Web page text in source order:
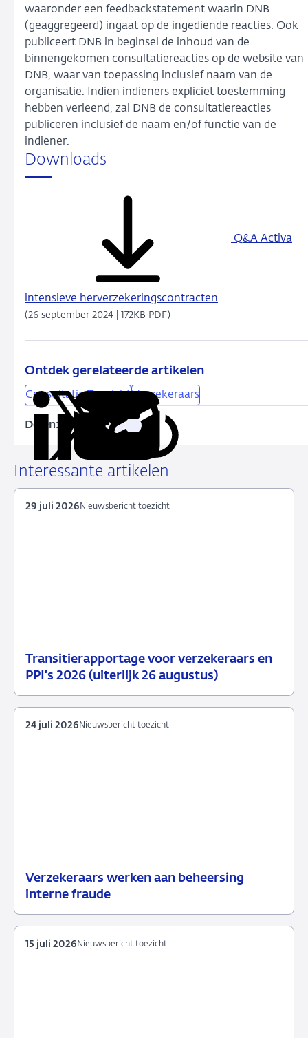
waaronder een feedbackstatement waarin DNB
(geaggregeerd) ingaat op de ingediende reacties. Ook
publiceert DNB in beginsel de inhoud van de
binnengekomen consultatiereacties op de website van
DNB, waar van toepassing inclusief naam van de
organisatie. Indien indieners expliciet toestemming
hebben verleend, zal DNB de consultatiereacties
publiceren inclusief de naam en/of functie van de
indiener.
Downloads
Q&A Activa
intensieve herverzekeringscontracten
(26 september 2024 | 172KB PDF)
Ontdek gerelateerde artikelen
Consultatie Toezicht Verzekeraars
Delen:
Deel
LinkedIn
X
Deel
Facebook
Deel
e-
Kopieer
Interessante artikelen
Transitierapportage voor verzekeraars en
PPI's 2026 (uiterlijk 26 augustus)
29
Nieuwsbericht
Nieuwsbericht toezicht
29 juli 2026
Verzekeraars werken aan beheersing
interne fraude
24
Nieuwsbericht
Nieuwsbericht toezicht
24 juli 2026
Nieuwsbericht toezicht
15 juli 2026